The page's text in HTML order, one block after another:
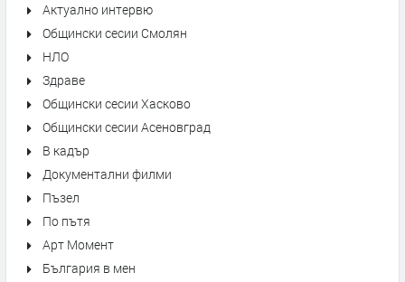
Актуално интервю
Общински сесии Смолян
НЛО
Здраве
Общински сесии Хасково
Общински сесии Асеновград
В кадър
Документални филми
Пъзел
По пътя
Арт Момент
България в мен